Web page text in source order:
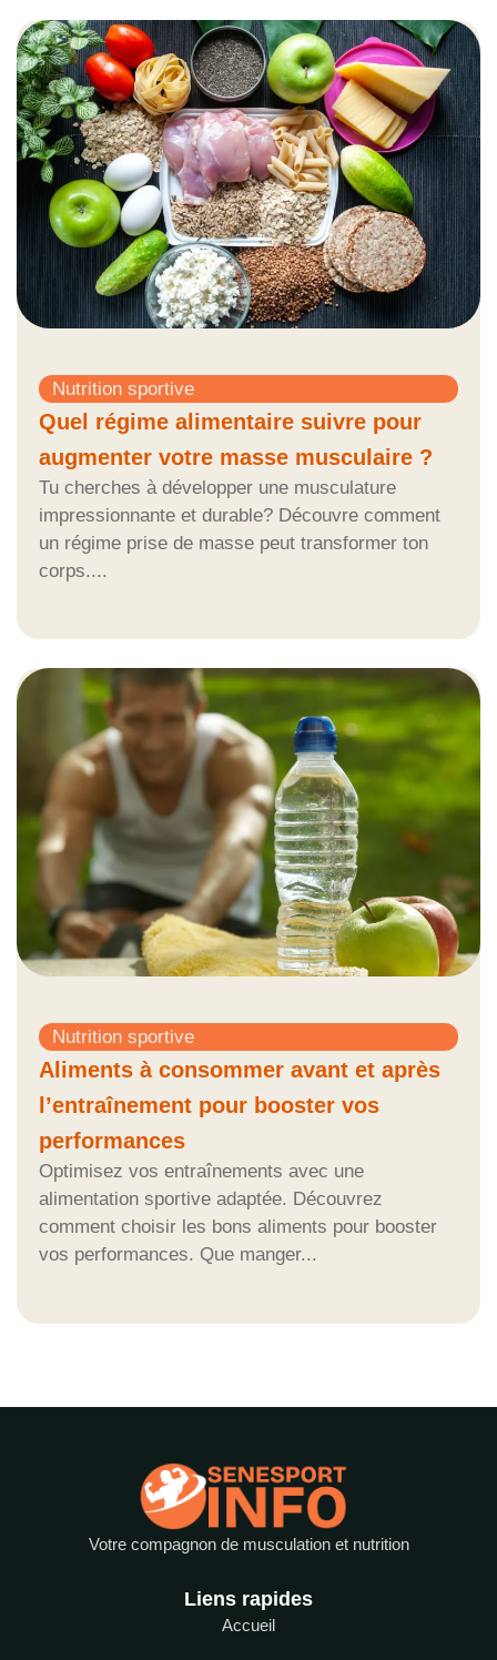
Nutrition sportive
Quel régime alimentaire suivre pour
augmenter votre masse musculaire ?
Tu cherches à développer une musculature
impressionnante et durable? Découvre comment
un régime prise de masse peut transformer ton
corps....
Nutrition sportive
Aliments à consommer avant et après
l’entraînement pour booster vos
performances
Optimisez vos entraînements avec une
alimentation sportive adaptée. Découvrez
comment choisir les bons aliments pour booster
vos performances. Que manger...
Votre compagnon de musculation et nutrition
Liens rapides
Accueil